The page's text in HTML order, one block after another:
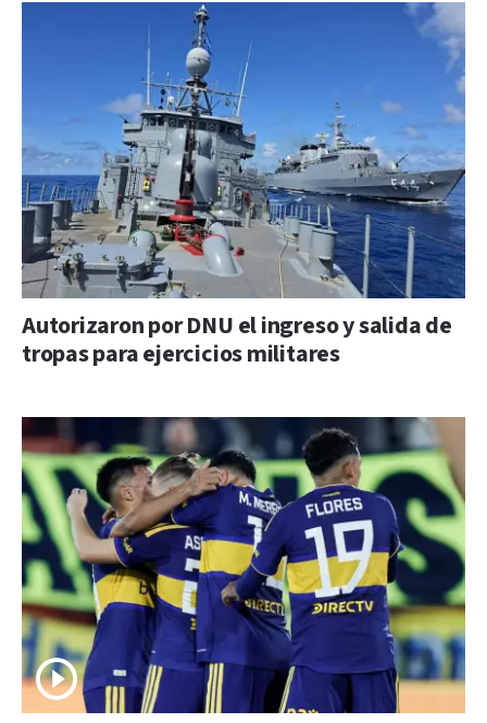
Autorizaron por DNU el ingreso y salida de
tropas para ejercicios militares